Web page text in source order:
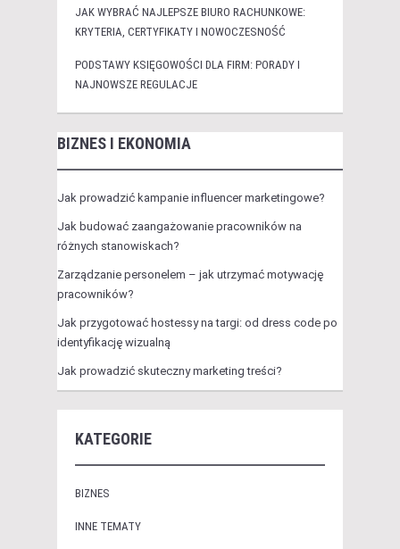
JAK WYBRAĆ NAJLEPSZE BIURO RACHUNKOWE:
KRYTERIA, CERTYFIKATY I NOWOCZESNOŚĆ
PODSTAWY KSIĘGOWOŚCI DLA FIRM: PORADY I
NAJNOWSZE REGULACJE
BIZNES I EKONOMIA
Jak prowadzić kampanie influencer marketingowe?
Jak budować zaangażowanie pracowników na
różnych stanowiskach?
Zarządzanie personelem – jak utrzymać motywację
pracowników?
Jak przygotować hostessy na targi: od dress code po
identyfikację wizualną
Jak prowadzić skuteczny marketing treści?
KATEGORIE
BIZNES
INNE TEMATY